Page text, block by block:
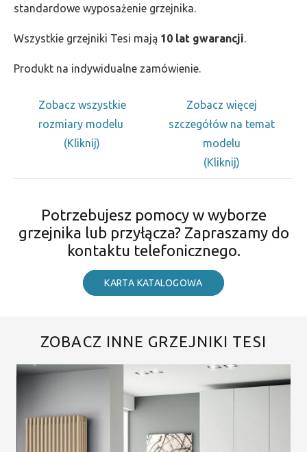
standardowe wyposażenie grzejnika.
Wszystkie grzejniki Tesi mają 10 lat gwarancji.
Produkt na indywidualne zamówienie.
Zobacz wszystkie
rozmiary modelu
(Kliknij)
Zobacz więcej
szczegółów na temat
modelu
(Kliknij)
Potrzebujesz pomocy w wyborze
grzejnika lub przyłącza? Zapraszamy do
kontaktu telefonicznego.
KARTA KATALOGOWA
ZOBACZ INNE GRZEJNIKI TESI